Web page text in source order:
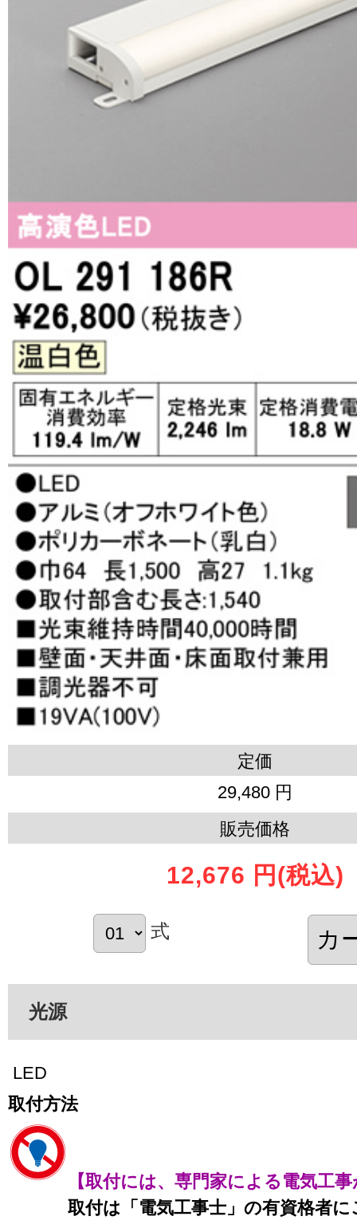
定価
29,480 円
販売価格
12,676 円 (税込)
式
光源
LED
取付方法
【取付には、専門家による電気工
取付は「電気工事士」の有資格者